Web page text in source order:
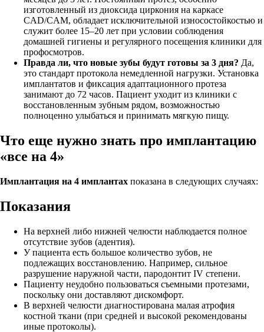
изготовленный из диоксида циркония на каркасе
CAD/CAM, обладает исключительной износостойкостью и
служит более 15–20 лет при условии соблюдения
домашней гигиены и регулярного посещения клиники для
профосмотров.
Правда ли, что новые зубы будут готовы за 3 дня? Да,
это стандарт протокола немедленной нагрузки. Установка
имплантатов и фиксация адаптационного протеза
занимают до 72 часов. Пациент уходит из клиники с
восстановленным зубным рядом, возможностью
полноценно улыбаться и принимать мягкую пищу.
Что еще нужно знать про имплантацию
«все на 4»
Имплантация на 4 имплантах показана в следующих случаях:
Показания
На верхней либо нижней челюсти наблюдается полное
отсутствие зубов (адентия).
У пациента есть большое количество зубов, не
подлежащих восстановлению. Например, сильное
разрушение наружной части, пародонтит IV степени.
Пациенту неудобно пользоваться съемными протезами,
поскольку они доставляют дискомфорт.
В верхней челюсти диагностирована малая атрофия
костной ткани (при средней и высокой рекомендованы
иные протоколы).